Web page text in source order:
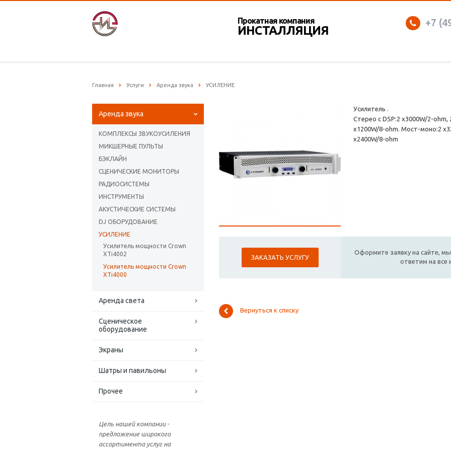
Прокатная компания
ИНСТАЛЛЯЦИЯ
+7
Главная Услуги Аренда звука УСИЛЕНИЕ
Аренда звука
КОМПЛЕКСЫ ЗВУКОУСИЛЕНИЯ
МИКШЕРНЫЕ ПУЛЬТЫ
БЭКЛАЙН
СЦЕНИЧЕСКИЕ МОНИТОРЫ
РАДИОСИСТЕМЫ
ИНСТРУМЕНТЫ
АКУСТИЧЕСКИЕ СИСТЕМЫ
DJ ОБОРУДОВАНИЕ
УСИЛЕНИЕ
Усилитель мощности Crown
XTi4002
Усилитель мощности Crown
XTi4000
Аренда света
Сценическое
оборудование
Экраны
Шатры и павильоны
Прочее
Цель нашей компании -
предложение широкого
ассортимента услуг на
Усилитель .
Стерео с DSP:2 х3000W/2-ohm,
х1200W/8-ohm. Мост-моно:2
х2400W/8-ohm
ЗАКАЗАТЬ УСЛУГУ
Оформите заявку на сайте,
ответим на все
Вернуться к списку